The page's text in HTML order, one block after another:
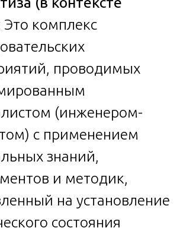
Это комплекс
проводимых
(инженером-
с применением
знаний,
и методик,
на установление
состояния